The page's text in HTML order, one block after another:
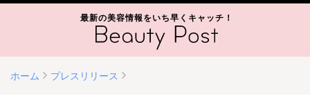
最新の美容情報をいち早くキャッチ！
ホーム プレスリリース